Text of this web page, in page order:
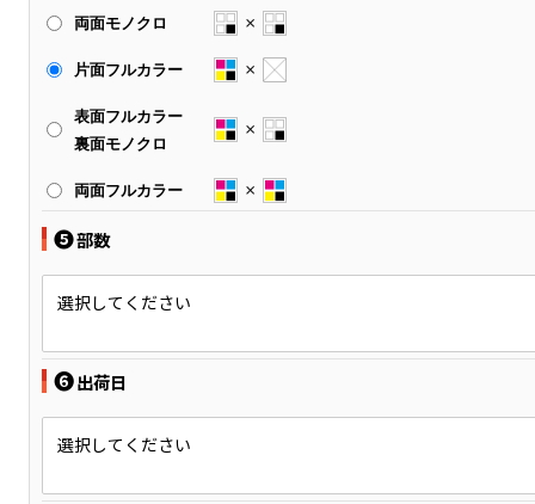
両面モノクロ
片面フルカラー
表面フルカラー
裏面モノクロ
両面フルカラー
❺部数
選択してください
❻出荷日
選択してください